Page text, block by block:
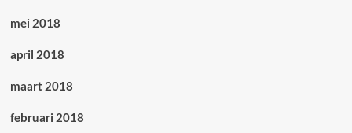
mei 2018
april 2018
maart 2018
februari 2018